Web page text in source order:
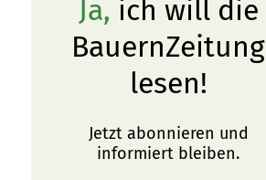
Ja, ich will die
BauernZeitung
lesen!
Jetzt abonnieren und
informiert bleiben.